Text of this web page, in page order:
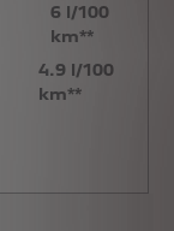
6 l/100
km**
4.9 l/100
km**